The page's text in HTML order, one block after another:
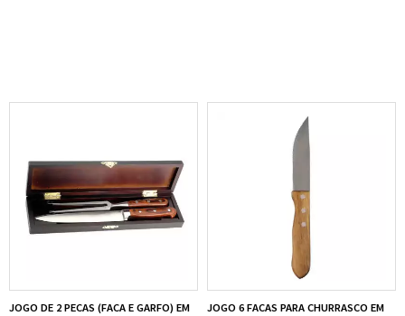
JOGO DE 2 PECAS (FACA E GARFO) EM JOGO 6 FACAS PARA CHURRASCO EM